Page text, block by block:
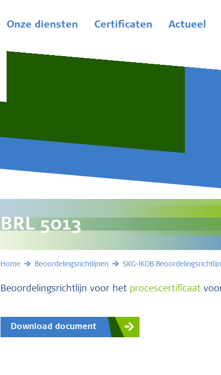
Onze diensten Certificaten Actueel
BRL 5013
Home Beoordelingsrichtlijnen SKG-IKOB
Beoordelingsrichtlijn voor het procescertificaat
Download document